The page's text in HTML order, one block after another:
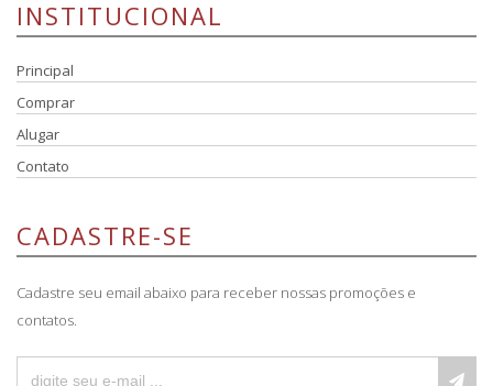
INSTITUCIONAL
Principal
Comprar
Alugar
Contato
CADASTRE-SE
Cadastre seu email abaixo para receber nossas promoções e
contatos.